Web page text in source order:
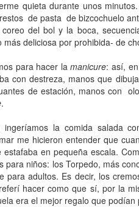
quieta durante unos
de pasta de bizcochuelo
del bol y la boca,
deliciosa por prohibida- de
para hacer lamanicure: así,
con destreza, manos que
de estación, manos con
.
la comida salada
me hicieron entender que
en pequeña escala.
para niños: los Torpedo, más
para adultos. Es decir, los
hacer como que sí, por la
era el mejor regalo que podían
Reiner privado
varios cuentos románticos fílmicos
querida en la farándula
activista del partido demócrata, Rob
la difusión que tuvo la noticia- fue
que pudiera tener alguien de sus
que, en general -salvo a
actual de los Estados
lee
José Eyras